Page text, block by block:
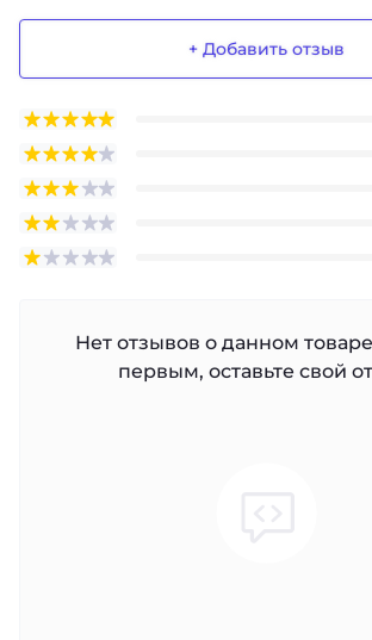
+ Добавить отзыв
Нет отзывов о данном
первым, оставьте свой